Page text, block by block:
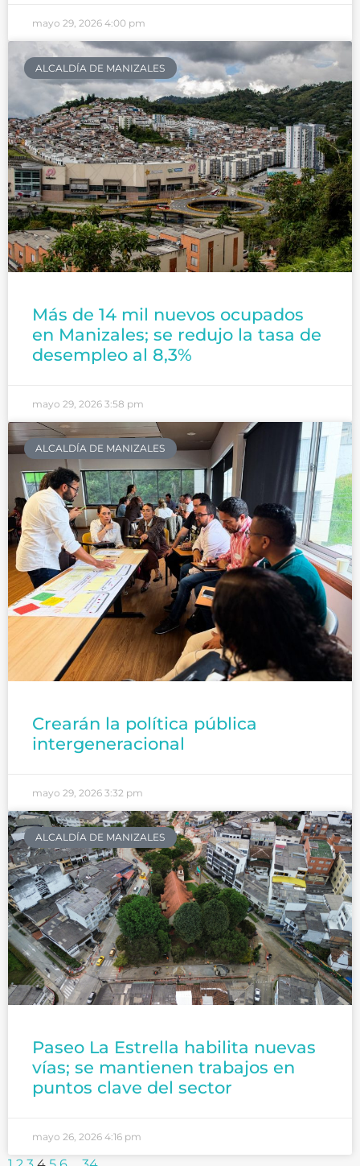
mayo 29, 2026 4:00 pm
ALCALDÍA DE MANIZALES
Más de 14 mil nuevos ocupados
en Manizales; se redujo la tasa de
desempleo al 8,3%
mayo 29, 2026 3:58 pm
ALCALDÍA DE MANIZALES
Crearán la política pública
intergeneracional
mayo 29, 2026 3:32 pm
ALCALDÍA DE MANIZALES
Paseo La Estrella habilita nuevas
vías; se mantienen trabajos en
puntos clave del sector
mayo 26, 2026 4:16 pm